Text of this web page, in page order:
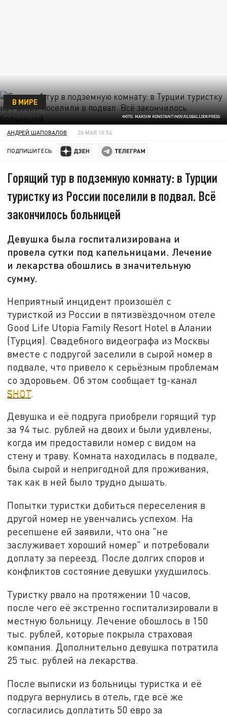
ФОТО: MAKSIM KONSTANTINOV/GLOBALLOOKPRESS
В МИРЕ
АНДРЕЙ ШАПОВАЛОВ 26 МАЯ 10:54
ПОДПИШИТЕСЬ:
Горящий тур в подземную комнату: в Турции
туристку из России поселили в подвал. Всё
закончилось больницей
Девушка была госпитализирована и
провела сутки под капельницами. Лечение
и лекарства обошлись в значительную
сумму.
Неприятный инцидент произошёл с
туристкой из России в пятизвёздочном отеле
Good Life Utopia Family Resort Hotel в Алании
(Турция). Свадебного видеографа из Москвы
вместе с подругой заселили в сырой номер в
подвале, что привело к серьёзным проблемам
со здоровьем. Об этом сообщает tg-канал
SHOT.
Девушка и её подруга приобрели горящий тур
за 94 тыс. рублей на двоих и были удивлены,
когда им предоставили номер с видом на
стену и траву. Комната находилась в подвале,
была сырой и непригодной для проживания,
так как в ней было трудно дышать.
Попытки туристки добиться переселения в
другой номер не увенчались успехом. На
ресепшене ей заявили, что она "не
заслуживает хороший номер" и потребовали
доплату за переезд. После долгих споров и
конфликтов состояние девушки ухудшилось.
Туристку рвало на протяжении 10 часов,
после чего её экстренно госпитализировали в
местную больницу. Лечение обошлось в 150
тыс. рублей, которые покрыла страховая
компания. Дополнительно девушка потратила
25 тыс. рублей на лекарства.
После выписки из больницы туристка и её
подруга вернулись в отель, где всё же
согласились доплатить 50 евро за